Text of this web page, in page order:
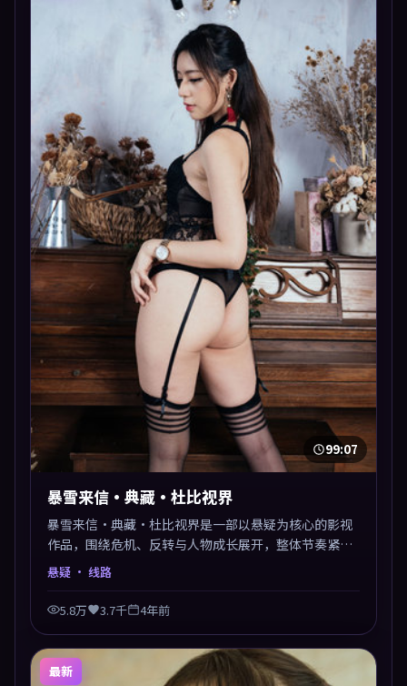
99:07
暴雪来信·典藏·杜比视界
暴雪来信·典藏·杜比视界是一部以悬疑为核心的影视
作品，围绕危机、反转与人物成长展开，整体节奏紧
凑，值得推荐观看。
悬疑 · 线路
5.8万 3.7千 4年前
最新